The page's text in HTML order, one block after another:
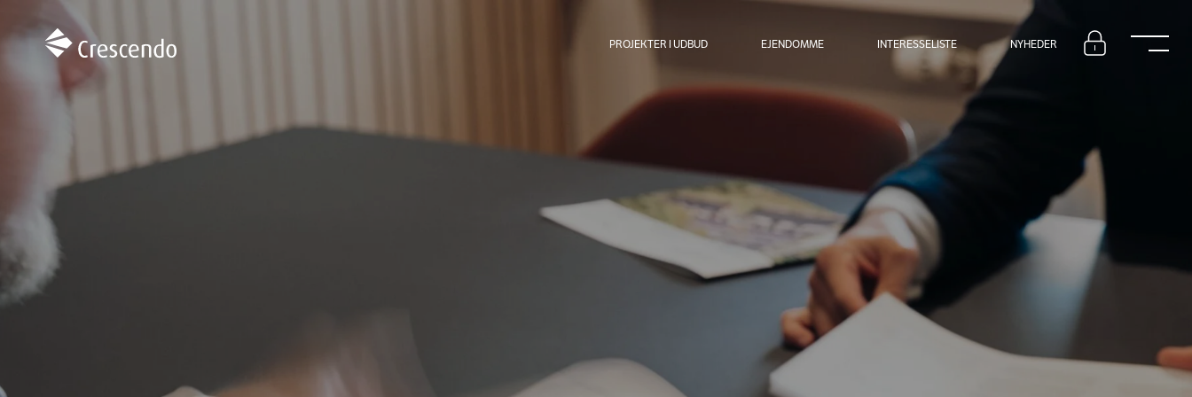
PROJEKTER I UDBUD EJENDOMME INTERESSELISTE NYHEDER